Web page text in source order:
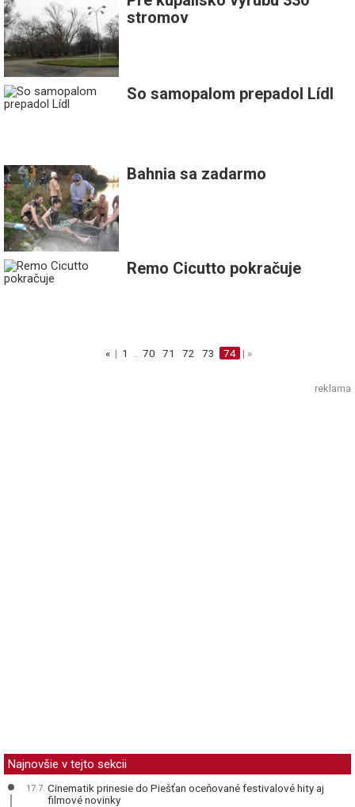
stromov
So samopalom prepadol Lídl
Bahnia sa zadarmo
Remo Cicutto pokračuje
« | 1 70 71 72 73 74 | »
reklama
Najnovšie v tejto sekcii
17.7. Cinematik prinesie do Piešťan oceňované festivalové hity aj
filmové novinky